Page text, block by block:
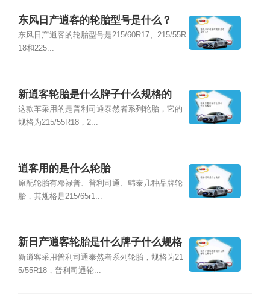
东风日产逍客的轮胎型号是什么？
东风日产逍客的轮胎型号是215/60R17、215/55R
18和225...
新逍客轮胎是什么牌子什么规格的
这款车采用的是普利司通泰然者系列轮胎，它的
规格为215/55R18，2...
逍客用的是什么轮胎
原配轮胎有邓禄普、普利司通、韩泰几种品牌轮
胎，其规格是215/65r1...
新日产逍客轮胎是什么牌子什么规格
的
新逍客采用普利司通泰然者系列轮胎，规格为21
5/55R18，普利司通轮...